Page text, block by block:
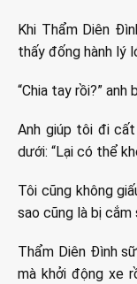
Khi Thẩm Diên
thấy đống hành lý
“Chia tay rồi?” anh
Anh giúp tôi đi
dưới: “Lại có thể
Tôi cũng không
sao cũng là bị cắm
Thẩm Diên Đình
mà khởi động xe